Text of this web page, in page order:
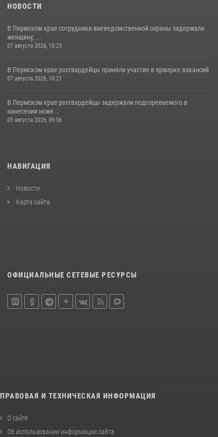
НОВОСТИ
В Пермском крае сотрудники вневедомственной охраны задержали
женщину, ...
07 августа 2026, 10:23
В Пермском крае росгвардейцы приняли участие в ярмарке вакансий
07 августа 2026, 10:21
В Пермском крае росгвардейцы задержали подозреваемого в
нанесении ноже...
05 августа 2026, 09:56
НАВИГАЦИЯ
Новости
Карта сайта
ОФИЦИАЛЬНЫЕ СЕТЕВЫЕ РЕСУРСЫ
ПРАВОВАЯ И ТЕХНИЧЕСКАЯ ИНФОРМАЦИЯ
О сайте
Об использовании информации сайта